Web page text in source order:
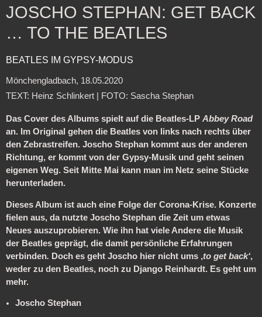
JOSCHO STEPHAN: GET BACK
… TO THE BEATLES
BEATLES IM GYPSY-MODUS
Mönchengladbach, 18.05.2020
TEXT: Heinz Schlinkert | FOTO: Sascha Stephan
Das Cover des Albums spielt auf die Beatles-LP Abbey Road
an. Im Original gehen die Beatles von links nach rechts über
den Zebrastreifen. Joscho Stephan kommt aus der anderen
Richtung, er kommt von der Gypsy-Musik und geht seinen
eigenen Weg. Seit Mitte Mai kann man im Netz seine Stücke
herunterladen.
Dieses Album ist auch eine Folge der Corona-Krise. Konzerte
fielen aus, da nutzte Joscho Stephan die Zeit um etwas
Neues auszuprobieren. Wie ihn hat viele Andere die Musik
der Beatles geprägt, die damit persönliche Erfahrungen
verbinden. Doch es geht Joscho hier nicht ums ‚to get back‘,
weder zu den Beatles, noch zu Django Reinhardt. Es geht um
mehr.
Joscho Stephan